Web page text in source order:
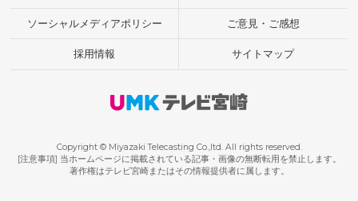
ソーシャルメディアポリシー ご意見・ご感想
採用情報 サイトマップ
Copyright © Miyazaki Telecasting Co.,ltd. All rights reserved.
[注意事項] 当ホームページに掲載されている記事・画像の無断転用を禁止します。
著作権はテレビ宮崎またはその情報提供者に属します。